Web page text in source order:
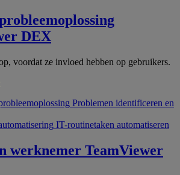
DEX
voordat ze invloed hebben op gebruikers.
Problemen identificeren en
IT-routinetaken automatiseren
werknemer TeamViewer